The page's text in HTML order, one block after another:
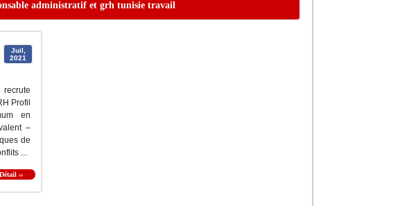
administratif et grh tunisie travail
Juil,
2021
Profil
en
–
de
...
Détail ››